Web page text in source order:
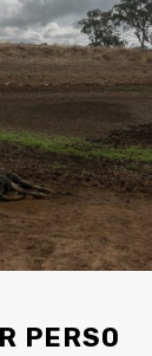
PERSO